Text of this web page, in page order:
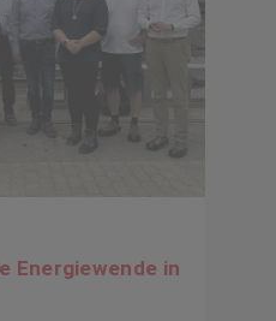
Energiewende in